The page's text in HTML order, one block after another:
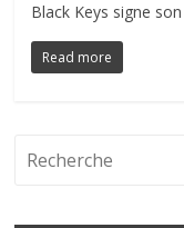
Black Keys signe
Read more